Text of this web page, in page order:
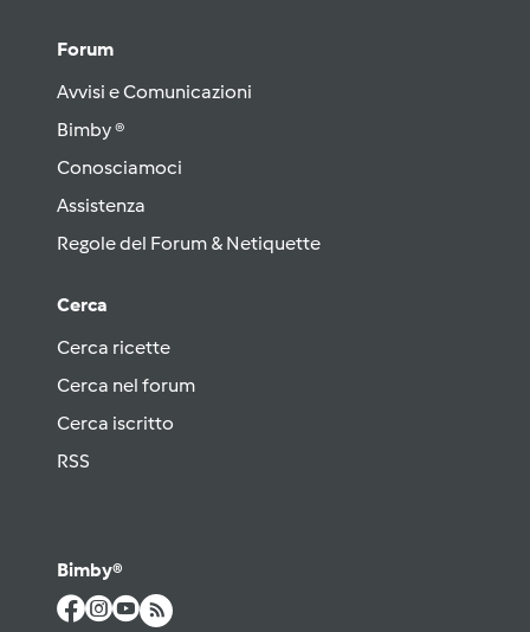
Forum
Avvisi e Comunicazioni
Bimby ®
Conosciamoci
Assistenza
Regole del Forum & Netiquette
Cerca
Cerca ricette
Cerca nel forum
Cerca iscritto
RSS
Bimby®